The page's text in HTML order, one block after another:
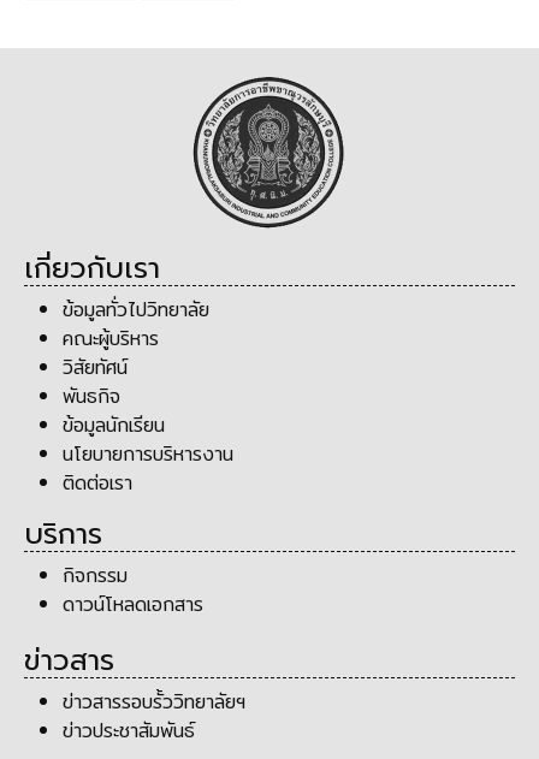
เกี่ยวกับเรา
ข้อมูลทั่วไปวิทยาลัย
คณะผู้บริหาร
วิสัยทัศน์
พันธกิจ
ข้อมูลนักเรียน
นโยบายการบริหารงาน
ติดต่อเรา
บริการ
กิจกรรม
ดาวน์โหลดเอกสาร
ข่าวสาร
ข่าวสารรอบรั้ววิทยาลัยฯ
ข่าวประชาสัมพันธ์